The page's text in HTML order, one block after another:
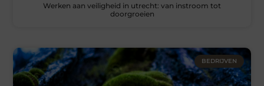
Werken aan veiligheid in utrecht: van instroom tot
doorgroeien
BEDRIJVEN